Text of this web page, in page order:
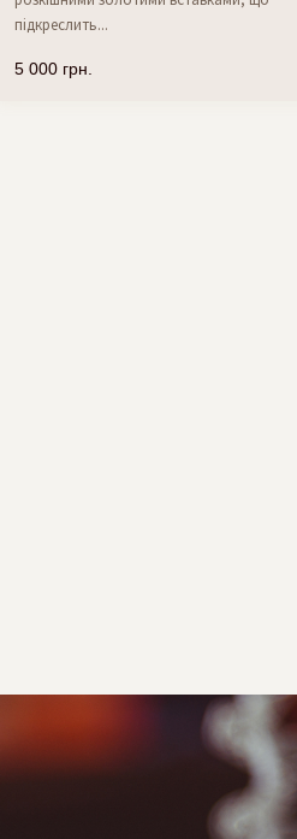
підкреслить...
5 000 грн.